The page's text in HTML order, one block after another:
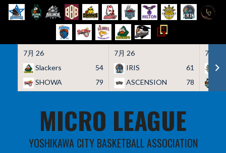
7月 26
Slackers
54
SHOWA
79
7月 26
IRIS
61
ASCENSION
78
7月 26
MICRO LEAGUE
YOSHIKAWA CITY BASKETBALL ASSOCIATION